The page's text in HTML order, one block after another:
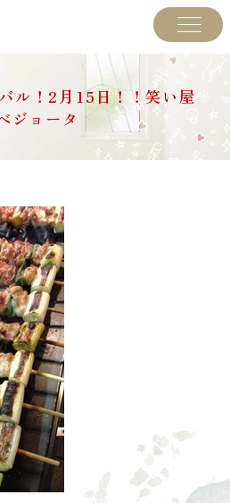
ル！2月15日！！笑い屋
ジョータ